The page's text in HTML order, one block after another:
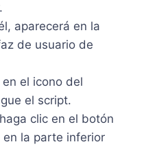
aparecerá en la
de usuario de
el icono del
el script.
clic en el botón
en la parte inferior